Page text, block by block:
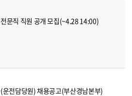
문직 직원 공개 모집(~4.28 14:00)
운전담당원) 채용공고(부산경남본부)